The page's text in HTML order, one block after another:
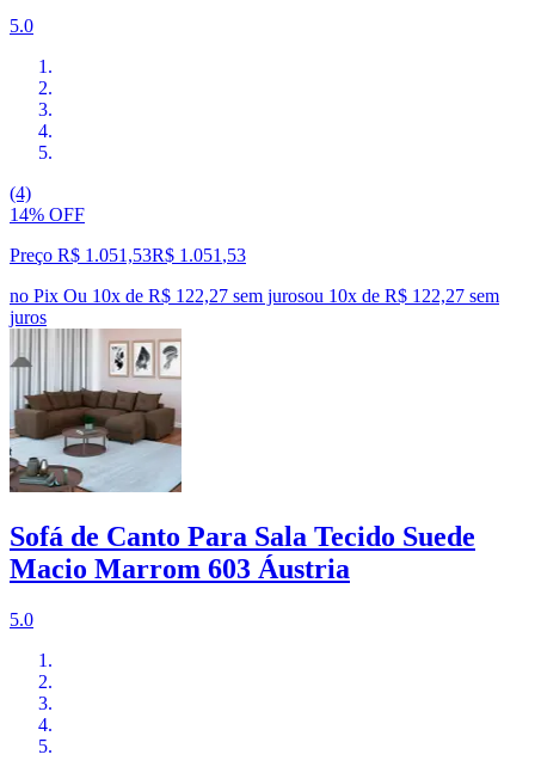
5.0
(4)
14% OFF
Preço R$ 1.051,53R$ 1.051 ,53
no Pix Ou 10x de R$ 122,27 sem jurosou 10x de R$ 122,27 sem
juros
Sofá de Canto Para Sala Tecido Suede
Macio Marrom 603 Áustria
5.0